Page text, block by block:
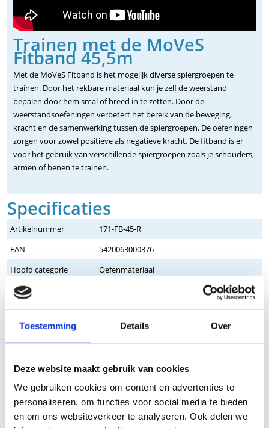
Toestemming Details Over
Deze website maakt gebruik van cookies
We gebruiken cookies om content en advertenties te
personaliseren, om functies voor social media te bieden
en om ons websiteverkeer te analyseren. Ook delen we
Trainen met de MoVeS
Fitband 45,5m
Met de MoVeS Fitband is het mogelijk diverse spiergroepen te
trainen. Door het rekbare materiaal kun je zelf de weerstand
bepalen door hem smal of breed in te zetten. Door de
weerstandsoefeningen verbetert het bereik van de beweging,
kracht en de samenwerking tussen de spiergroepen. De oefeningen
zorgen voor zowel positieve als negatieve kracht. De fitband is er
voor het gebruik van verschillende spiergroepen zoals je schouders,
armen of benen te trainen.
Specificaties
Artikelnummer
171-FB-45-R
EAN
5420063000376
Hoofd categorie
Oefenmateriaal
Categorie
Merk
MoVeS
Lengte
45,5 meter
Materiaal
Latex band
Verpakking
Op rol
Op voorraad
Ja